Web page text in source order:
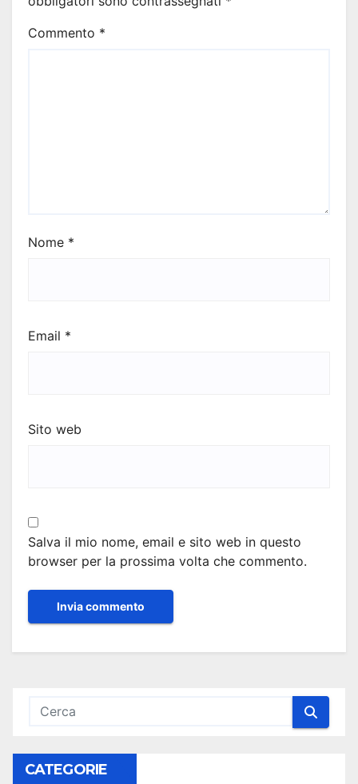
Commento *
Nome *
Email *
Sito web
Salva il mio nome, email e sito web in questo
browser per la prossima volta che commento.
CATEGORIE